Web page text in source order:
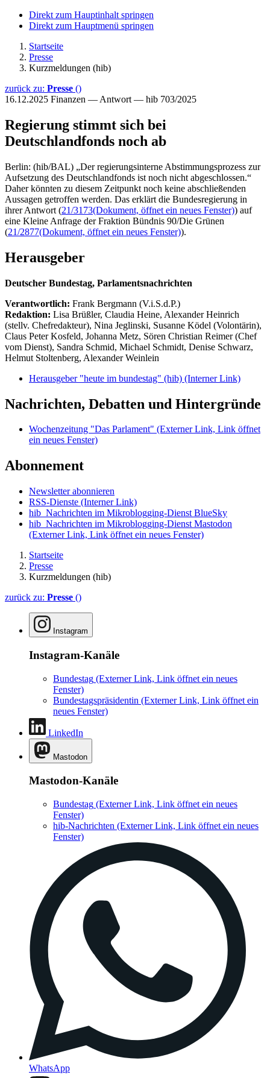
Direkt zum Hauptinhalt springen
Direkt zum Hauptmenü springen
Startseite
Presse
Kurzmeldungen (hib)
zurück zu: Presse ()
16.12.2025 Finanzen — Antwort — hib 703/2025
Regierung stimmt sich bei
Deutschlandfonds noch ab
Berlin: (hib/BAL) „Der regierungsinterne Abstimmungsprozess zur
Aufsetzung des Deutschlandfonds ist noch nicht abgeschlossen.“
Daher könnten zu diesem Zeitpunkt noch keine abschließenden
Aussagen getroffen werden. Das erklärt die Bundesregierung in
ihrer Antwort (21/3173(Dokument, öffnet ein neues Fenster)) auf
eine Kleine Anfrage der Fraktion Bündnis 90/Die Grünen
(21/2877(Dokument, öffnet ein neues Fenster)).
Herausgeber
Deutscher Bundestag, Parlamentsnachrichten
Verantwortlich: Frank Bergmann (V.i.S.d.P.)
Redaktion: Lisa Brüßler, Claudia Heine, Alexander Heinrich
(stellv. Chefredakteur), Nina Jeglinski, Susanne Ködel (Volontärin),
Claus Peter Kosfeld, Johanna Metz, Sören Christian Reimer (Chef
vom Dienst), Sandra Schmid, Michael Schmidt, Denise Schwarz,
Helmut Stoltenberg, Alexander Weinlein
Herausgeber "heute im bundestag" (hib) (Interner Link)
Nachrichten, Debatten und Hintergründe
Wochenzeitung "Das Parlament" (Externer Link, Link öffnet
ein neues Fenster)
Abonnement
Newsletter abonnieren
RSS-Dienste (Interner Link)
hib_Nachrichten im Mikroblogging-Dienst BlueSky
hib_Nachrichten im Mikroblogging-Dienst Mastodon
(Externer Link, Link öffnet ein neues Fenster)
Startseite
Presse
Kurzmeldungen (hib)
zurück zu: Presse ()
Instagram
Instagram-Kanäle
Bundestag (Externer Link, Link öffnet ein neues
Fenster)
Bundestagspräsidentin (Externer Link, Link öffnet ein
neues Fenster)
LinkedIn
Mastodon
Mastodon-Kanäle
Bundestag (Externer Link, Link öffnet ein neues
Fenster)
hib-Nachrichten (Externer Link, Link öffnet ein neues
Fenster)
WhatsApp